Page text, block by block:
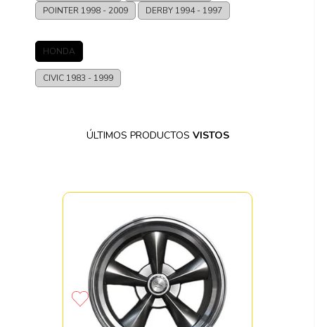
POINTER 1998 - 2009 DERBY 1994 - 1997
HONDA
CIVIC 1983 - 1999
ÚLTIMOS PRODUCTOS VISTOS